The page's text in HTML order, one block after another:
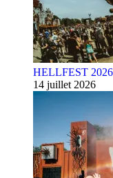
HELLFEST
14 juillet 2026